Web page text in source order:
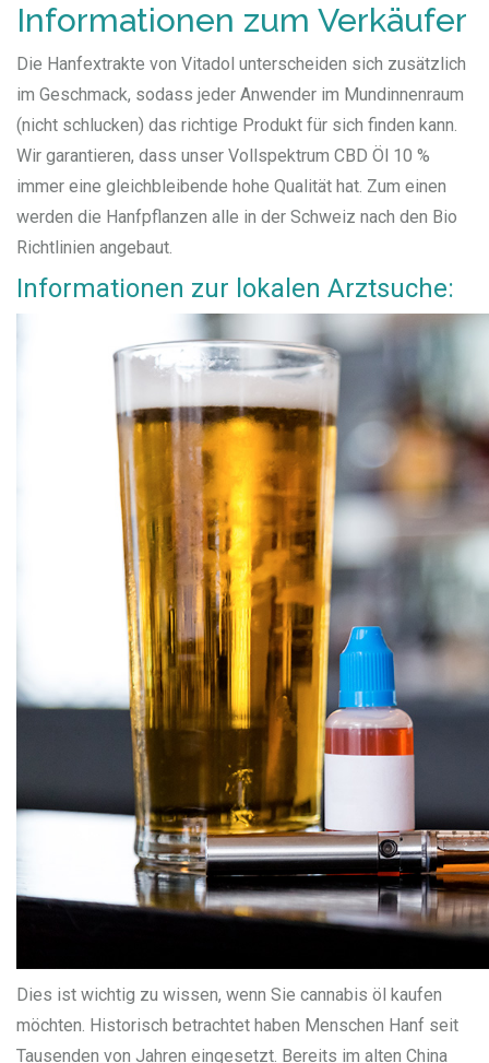
Informationen zum Verkäufer
Die Hanfextrakte von Vitadol unterscheiden sich zusätzlich
im Geschmack, sodass jeder Anwender im Mundinnenraum
(nicht schlucken) das richtige Produkt für sich finden kann.
Wir garantieren, dass unser Vollspektrum CBD Öl 10 %
immer eine gleichbleibende hohe Qualität hat. Zum einen
werden die Hanfpflanzen alle in der Schweiz nach den Bio
Richtlinien angebaut.
Informationen zur lokalen Arztsuche:
Dies ist wichtig zu wissen, wenn Sie cannabis öl kaufen
möchten. Historisch betrachtet haben Menschen Hanf seit
Tausenden von Jahren eingesetzt. Bereits im alten China